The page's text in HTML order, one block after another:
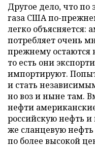
Другое дело, что по
газа США по-
легко объясняется:
потребляет очень
прежнему остаются
то есть они
импортируют.
и стать
но воз и ныне там.
нефти
российскую нефть
же сланцевую
по более высокой